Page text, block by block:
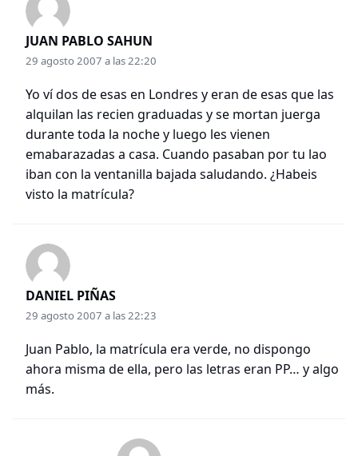
JUAN PABLO SAHUN
29 agosto 2007 a las 22:20
Yo ví dos de esas en Londres y eran de esas que las
alquilan las recien graduadas y se mortan juerga
durante toda la noche y luego les vienen
emabarazadas a casa. Cuando pasaban por tu lao
iban con la ventanilla bajada saludando. ¿Habeis
visto la matrícula?
DANIEL PIÑAS
29 agosto 2007 a las 22:23
Juan Pablo, la matrícula era verde, no dispongo
ahora misma de ella, pero las letras eran PP… y algo
más.